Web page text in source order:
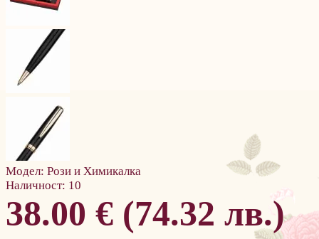
Модел: Рози и Химикалка
Наличност: 10
38.00 € (74.32 лв.)